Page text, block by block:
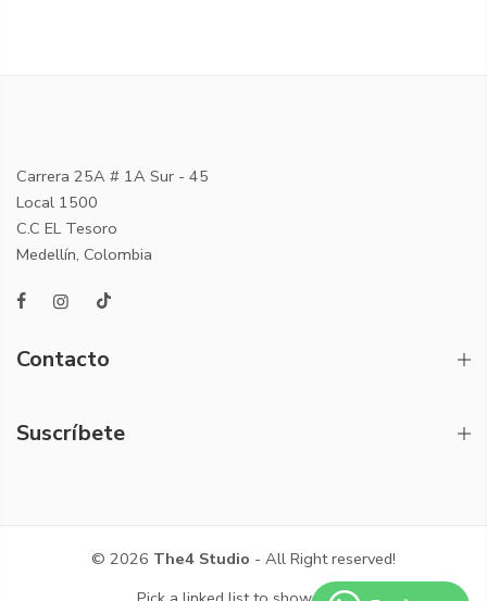
Carrera 25A # 1A Sur - 45
Local 1500
C.C EL Tesoro
Medellín, Colombia
Contacto
Suscríbete
© 2026 The4 Studio - All Right reserved!